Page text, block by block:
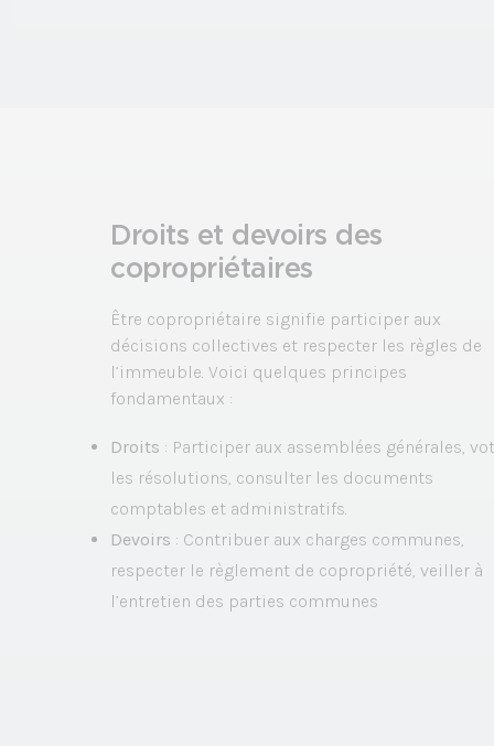
Droits et devoirs des
copropriétaires
Être copropriétaire signifie participer aux
décisions collectives et respecter les règles de
l’immeuble. Voici quelques principes
fondamentaux :
Droits : Participer aux assemblées générales,
les résolutions, consulter les documents
comptables et administratifs.
Devoirs : Contribuer aux charges communes,
respecter le règlement de copropriété, veiller à
l’entretien des parties communes